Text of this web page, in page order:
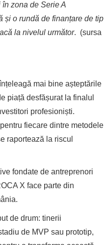
zona de Serie A
și o rundă de finanțare de tip
la nivelul următor. (sursa
mai bine așteptările
piață desfășurat la finalul
profesioniști.
fiecare dintre metodele
raportează la riscul
fondate de antreprenori
X face parte din
de drum: tinerii
de MVP sau prototip,